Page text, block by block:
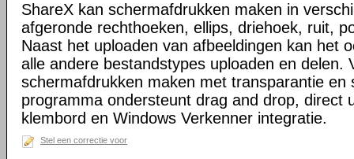
ShareX kan schermafdrukken maken in
afgeronde rechthoeken, ellips, driehoek, ruit,
Naast het uploaden van afbeeldingen kan het
alle andere bestandstypes uploaden en delen.
schermafdrukken maken met transparantie en
programma ondersteunt drag and drop, direct
klembord en Windows Verkenner integratie.
Stel een correctie voor